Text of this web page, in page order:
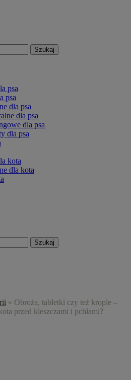
psa
psa
dla psa
dla psa
dla psa
dla psa
kota
dla kota
» Obroża, tabletki czy też krople –
przed kleszczami i pchłami?